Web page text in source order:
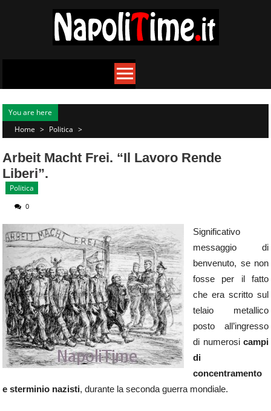
You are here
Home > Politica >
Arbeit Macht Frei. “Il Lavoro Rende
Liberi”.
Politica
0
Significativo
messaggio di
benvenuto, se non
fosse per il fatto
che era scritto sul
telaio metallico
posto all’ingresso
di numerosi campi
di
concentramento
e sterminio nazisti, durante la seconda guerra mondiale.